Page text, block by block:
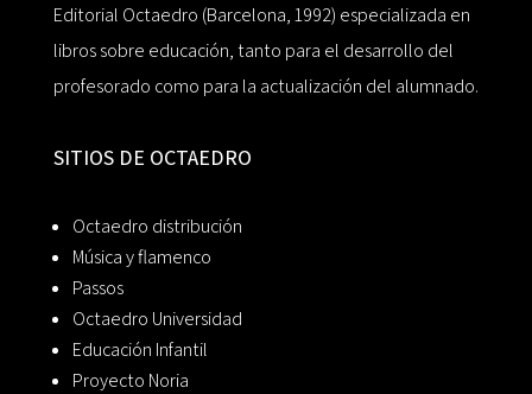
Editorial Octaedro (Barcelona, 1992) especializada en
libros sobre educación, tanto para el desarrollo del
profesorado como para la actualización del alumnado.
SITIOS DE OCTAEDRO
Octaedro distribución
Música y flamenco
Passos
Octaedro Universidad
Educación Infantil
Proyecto Noria